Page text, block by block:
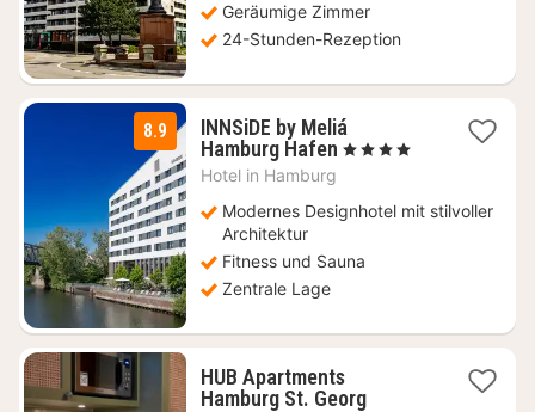
Geräumige Zimmer
24-Stunden-Rezeption
8.9
INNSiDE by Meliá
Hamburg Hafen 1
119
, 4 Sterne
Hotel in Hamburg
Modernes Designhotel mit stilvoller
Architektur
Fitness und Sauna
Zentrale Lage
HUB Apartments
Hamburg St. Georg1